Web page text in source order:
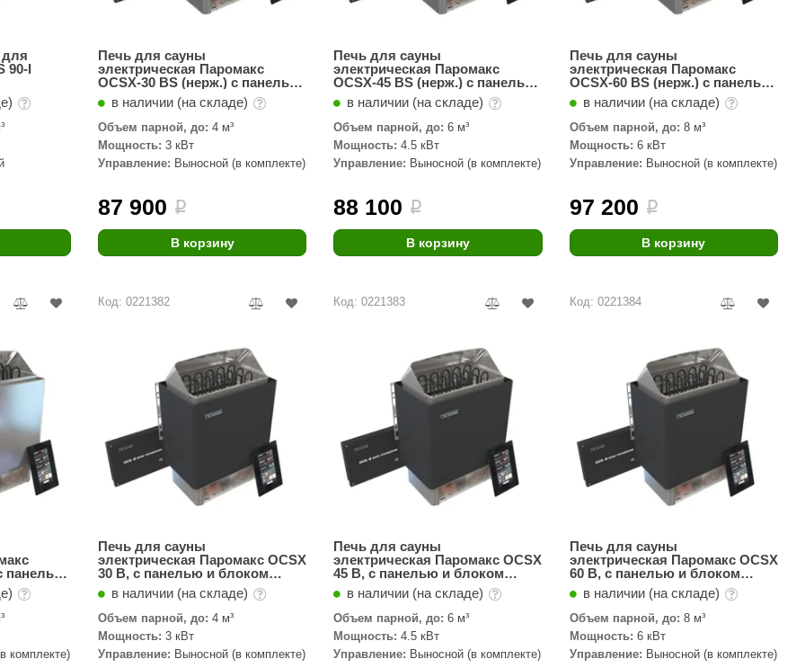
ЭкспертСаун Веста
Aromawolke
Варвара
EDMUNDAS Nikkarien
для
90-I
Печь для сауны
электрическая Паромакс
OCSX-30 BS (нерж.) с панелью
и блоком управления
в наличии (на складе)
Объем парной, до: 4 м³
Мощность: 3 кВт
Управление: Выносной (в комплекте)
87 900 i
В корзину
Печь для сауны
электрическая Паромакс
OCSX-45 BS (нерж.) с панелью
и блоком управления
в наличии (на складе)
Объем парной, до: 6 м³
Мощность: 4.5 кВт
Управление: Выносной (в комплекте)
88 100 i
В корзину
Печь для сауны
электрическая Паромакс
OCSX-60 BS (нерж.) с панелью
и блоком управления
в наличии (на складе)
Объем парной, до: 8 м³
Мощность: 6 кВт
Управление: Выносной (в комплекте)
97 200 i
В корзину
панелью
комплекте)
Код: 0221382
Печь для сауны
электрическая Паромакс OCSX
30 B, с панелью и блоком
в наличии (на складе)
Объем парной, до: 4 м³
Мощность: 3 кВт
Управление: Выносной (в комплекте)
Код: 0221383
Печь для сауны
электрическая Паромакс OCSX
45 B, с панелью и блоком
в наличии (на складе)
Объем парной, до: 6 м³
Мощность: 4.5 кВт
Управление: Выносной (в комплекте)
Код: 0221384
Печь для сауны
электрическая Паромакс OCSX
60 B, с панелью и блоком
в наличии (на складе)
Объем парной, до: 8 м³
Мощность: 6 кВт
Управление: Выносной (в комплекте)